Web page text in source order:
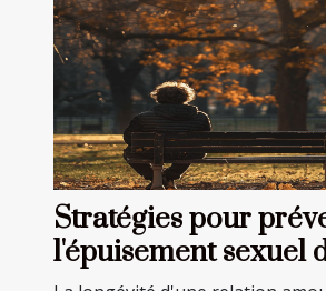
Stratégies pour
l'épuisement sexuel